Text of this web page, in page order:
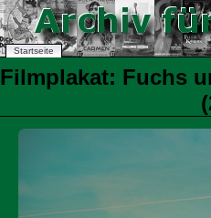
Startseite
Filmplakat: Fuchs